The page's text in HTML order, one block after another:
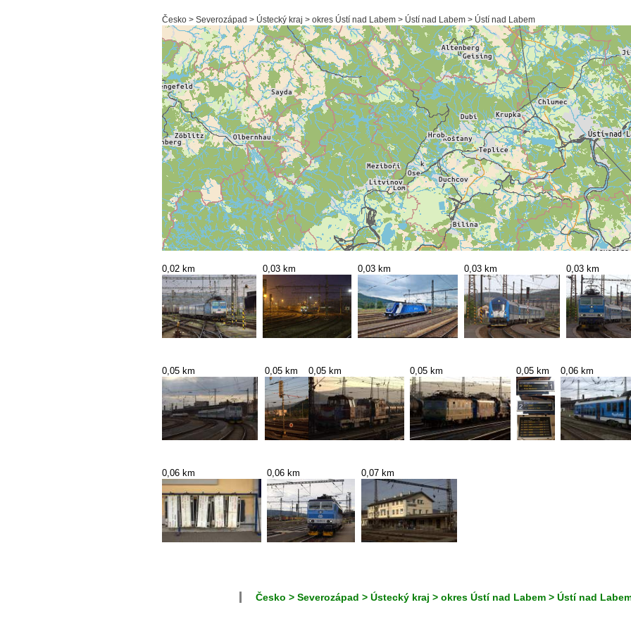
Česko > Severozápad > Ústecký kraj > okres Ústí nad Labem > Ústí nad Labem > Ústí nad Labem
0,02 km 0,03 km 0,03 km 0,03 km 0,03 km
0,05 km 0,05 km 0,05 km 0,05 km 0,05 km 0,06 km
0,06 km 0,06 km 0,07 km
Česko > Severozápad > Ústecký kraj > okres Ústí nad Labem > Ústí nad